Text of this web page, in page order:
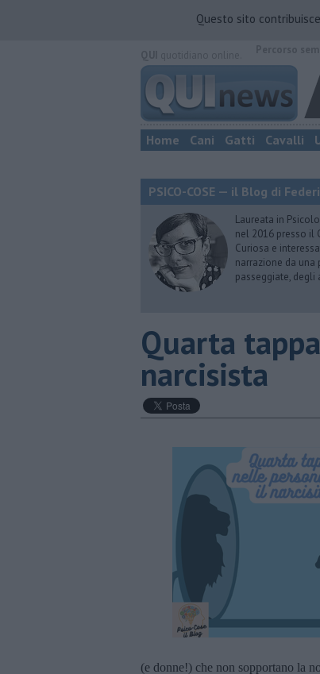
Questo sito
Home Cani Gatti Cavalli
PSICO-COSE — il Blog di
Laureata in
nel 2016 presso il
Curiosa e
narrazione da una
passeggiate,
Quarta
narcisista
(e donne!) che non sopportano la